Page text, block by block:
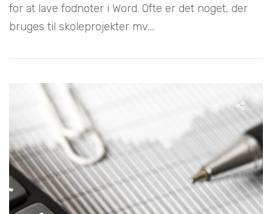
for at lave fodnoter i Word. Ofte er det noget, der
bruges til skoleprojekter mv....